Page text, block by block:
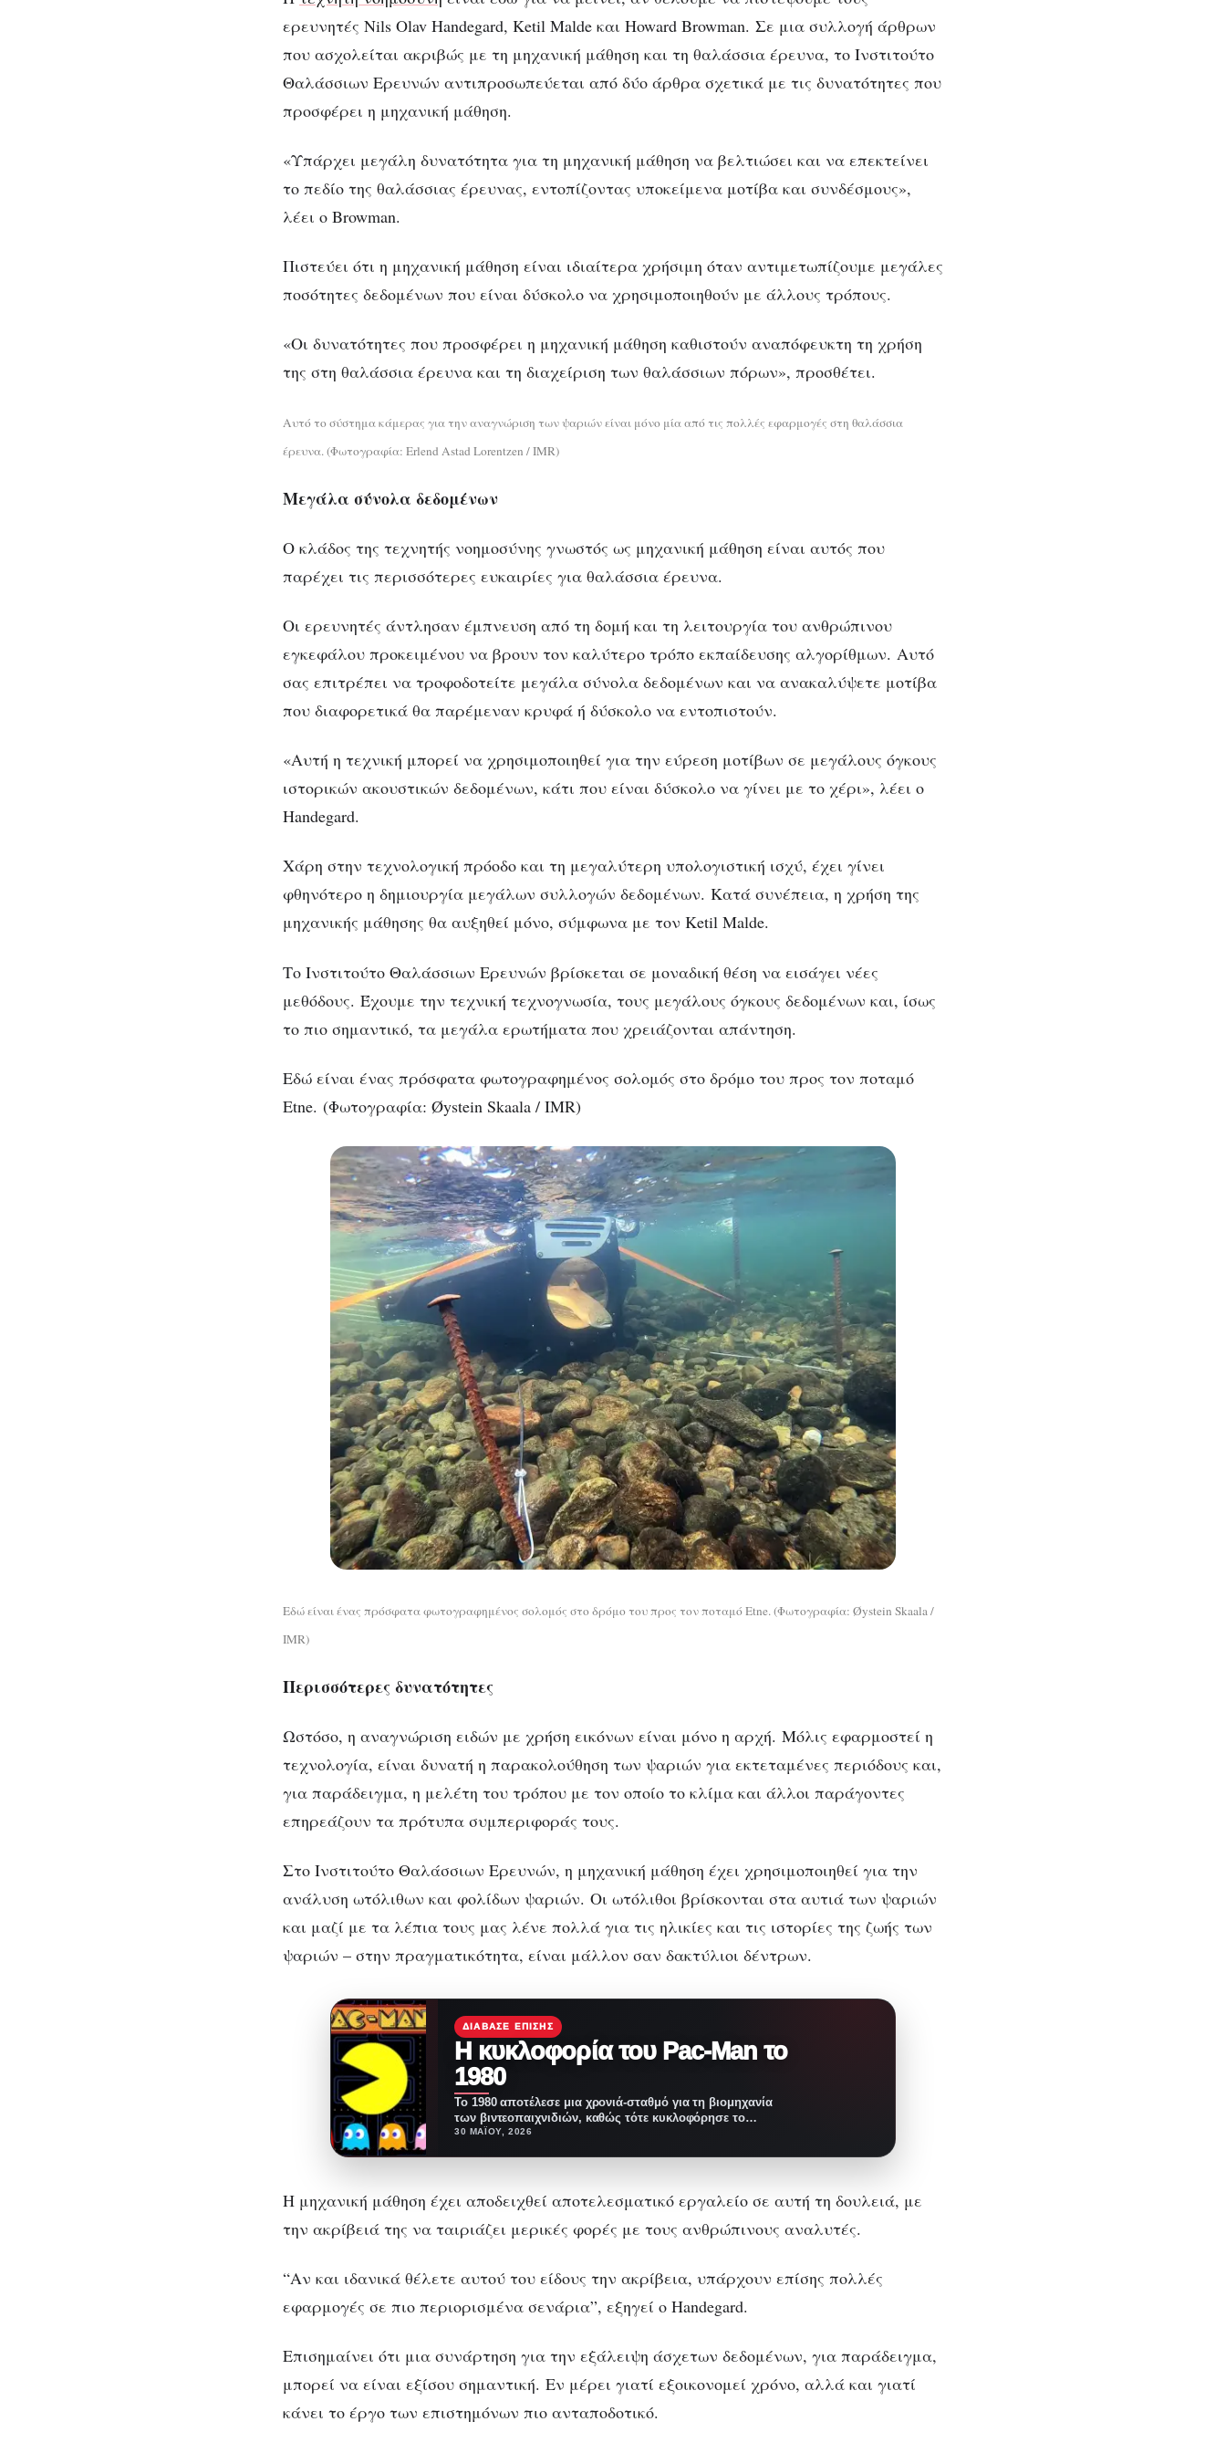
ψαριών ως τεχνητή
νοημοσύνη
ερευνητές Nils Olav Handegard, Ketil Malde και Howard Browman. Σε μια συλλογή άρθρων
που ασχολείται ακριβώς με τη μηχανική μάθηση και τη θαλάσσια έρευνα, το Ινστιτούτο
Θαλάσσιων Ερευνών αντιπροσωπεύεται από δύο άρθρα σχετικά με τις δυνατότητες που
προσφέρει η μηχανική μάθηση.
«Υπάρχει μεγάλη δυνατότητα για τη μηχανική μάθηση να βελτιώσει και να επεκτείνει
το πεδίο της θαλάσσιας έρευνας, εντοπίζοντας υποκείμενα μοτίβα και συνδέσμους»,
λέει ο Browman.
Πιστεύει ότι η μηχανική μάθηση είναι ιδιαίτερα χρήσιμη όταν αντιμετωπίζουμε μεγάλες
ποσότητες δεδομένων που είναι δύσκολο να χρησιμοποιηθούν με άλλους τρόπους.
«Οι δυνατότητες που προσφέρει η μηχανική μάθηση καθιστούν αναπόφευκτη τη χρήση
της στη θαλάσσια έρευνα και τη διαχείριση των θαλάσσιων πόρων», προσθέτει.
Αυτό το σύστημα κάμερας για την αναγνώριση των ψαριών είναι μόνο μία από τις πολλές εφαρμογές στη θαλάσσια
έρευνα. (Φωτογραφία: Erlend Astad Lorentzen / IMR)
Μεγάλα σύνολα δεδομένων
Ο κλάδος της τεχνητής νοημοσύνης γνωστός ως μηχανική μάθηση είναι αυτός που
παρέχει τις περισσότερες ευκαιρίες για θαλάσσια έρευνα.
Οι ερευνητές άντλησαν έμπνευση από τη δομή και τη λειτουργία του ανθρώπινου
εγκεφάλου προκειμένου να βρουν τον καλύτερο τρόπο εκπαίδευσης αλγορίθμων. Αυτό
σας επιτρέπει να τροφοδοτείτε μεγάλα σύνολα δεδομένων και να ανακαλύψετε μοτίβα
που διαφορετικά θα παρέμεναν κρυφά ή δύσκολο να εντοπιστούν.
«Αυτή η τεχνική μπορεί να χρησιμοποιηθεί για την εύρεση μοτίβων σε μεγάλους όγκους
ιστορικών ακουστικών δεδομένων, κάτι που είναι δύσκολο να γίνει με το χέρι», λέει ο
Handegard.
Χάρη στην τεχνολογική πρόοδο και τη μεγαλύτερη υπολογιστική ισχύ, έχει γίνει
φθηνότερο η δημιουργία μεγάλων συλλογών δεδομένων. Κατά συνέπεια, η χρήση της
μηχανικής μάθησης θα αυξηθεί μόνο, σύμφωνα με τον Ketil Malde.
Το Ινστιτούτο Θαλάσσιων Ερευνών βρίσκεται σε μοναδική θέση να εισάγει νέες
μεθόδους. Έχουμε την τεχνική τεχνογνωσία, τους μεγάλους όγκους δεδομένων και, ίσως
το πιο σημαντικό, τα μεγάλα ερωτήματα που χρειάζονται απάντηση.
Εδώ είναι ένας πρόσφατα φωτογραφημένος σολομός στο δρόμο του προς τον ποταμό
Etne. (Φωτογραφία: Øystein Skaala / IMR)
Εδώ είναι ένας πρόσφατα φωτογραφημένος σολομός στο δρόμο του προς τον ποταμό Etne. (Φωτογραφία: Øystein Skaala /
IMR)
Περισσότερες δυνατότητες
Ωστόσο, η αναγνώριση ειδών με χρήση εικόνων είναι μόνο η αρχή. Μόλις εφαρμοστεί η
τεχνολογία, είναι δυνατή η παρακολούθηση των ψαριών για εκτεταμένες περιόδους και,
για παράδειγμα, η μελέτη του τρόπου με τον οποίο το κλίμα και άλλοι παράγοντες
επηρεάζουν τα πρότυπα συμπεριφοράς τους.
Στο Ινστιτούτο Θαλάσσιων Ερευνών, η μηχανική μάθηση έχει χρησιμοποιηθεί για την
ανάλυση ωτόλιθων και φολίδων ψαριών. Οι ωτόλιθοι βρίσκονται στα αυτιά των ψαριών
και μαζί με τα λέπια τους μας λένε πολλά για τις ηλικίες και τις ιστορίες της ζωής των
ψαριών – στην πραγματικότητα, είναι μάλλον σαν δακτύλιοι δέντρων.
ΔΙΆΒΑΣΕ ΕΠΊΣΗΣ
Η κυκλοφορία του Pac-Man το
1980
Το 1980 αποτέλεσε μια χρονιά-σταθμό για τη βιομηχανία
των βιντεοπαιχνιδιών, καθώς τότε κυκλοφόρησε το
θρυλικό Pac-Man.…
30 ΜΑΪ́ΟΥ, 2026
Η μηχανική μάθηση έχει αποδειχθεί αποτελεσματικό εργαλείο σε αυτή τη δουλειά, με
την ακρίβειά της να ταιριάζει μερικές φορές με τους ανθρώπινους αναλυτές.
“Αν και ιδανικά θέλετε αυτού του είδους την ακρίβεια, υπάρχουν επίσης πολλές
εφαρμογές σε πιο περιορισμένα σενάρια”, εξηγεί ο Handegard.
Επισημαίνει ότι μια συνάρτηση για την εξάλειψη άσχετων δεδομένων, για παράδειγμα,
μπορεί να είναι εξίσου σημαντική. Εν μέρει γιατί εξοικονομεί χρόνο, αλλά και γιατί
κάνει το έργο των επιστημόνων πιο ανταποδοτικό.